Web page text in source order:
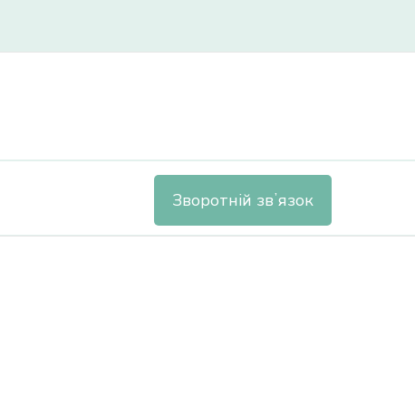
Зворотній звʼязок